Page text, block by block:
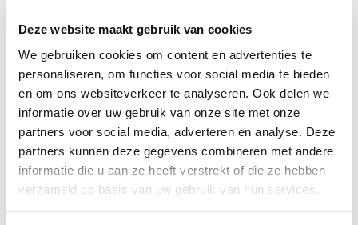
Deze website maakt gebruik van cookies
We gebruiken cookies om content en advertenties te
personaliseren, om functies voor social media te bieden
en om ons websiteverkeer te analyseren. Ook delen we
informatie over uw gebruik van onze site met onze
partners voor social media, adverteren en analyse. Deze
partners kunnen deze gegevens combineren met andere
informatie die u aan ze heeft verstrekt of die ze hebben
verzameld op basis van uw gebruik van hun services.